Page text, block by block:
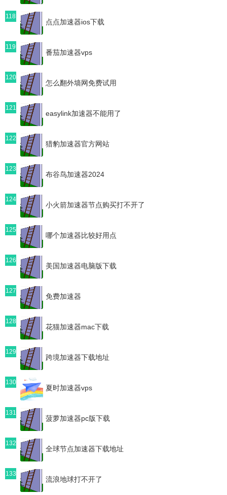
118
点点加速器ios下载
119
番茄加速器vps
120
怎么翻外墙网免费试用
121
easylink加速器不能用了
122
猎豹加速器官方网站
123
布谷鸟加速器2024
124
小火箭加速器节点购买打不开了
125
哪个加速器比较好用点
126
美国加速器电脑版下载
127
免费加速器
128
花猫加速器mac下载
129
跨境加速器下载地址
130
夏时加速器vps
131
菠萝加速器pc版下载
132
全球节点加速器下载地址
133
流浪地球打不开了